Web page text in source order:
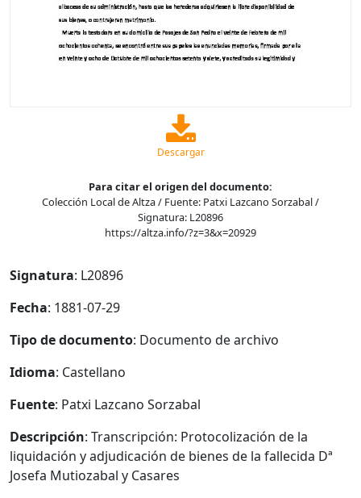
Descargar
Para citar el origen del documento:
Colección Local de Altza / Fuente: Patxi Lazcano Sorzabal /
Signatura: L20896
https://altza.info/?z=3&x=20929
Signatura: L20896
Fecha: 1881-07-29
Tipo de documento: Documento de archivo
Idioma: Castellano
Fuente: Patxi Lazcano Sorzabal
Descripción: Transcripción: Protocolización de la
liquidación y adjudicación de bienes de la fallecida Dª
Josefa Mutiozabal y Casares